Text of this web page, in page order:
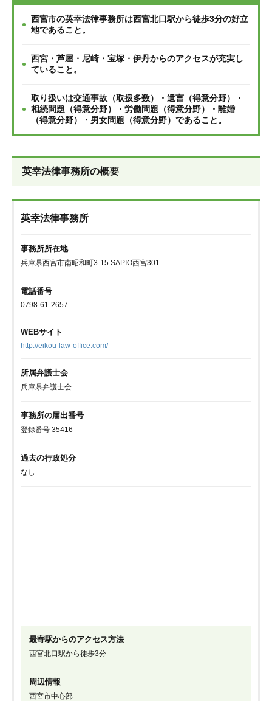
西宮市の英幸法律事務所は西宮北口駅から徒歩3分の好立
地であること。
西宮・芦屋・尼崎・宝塚・伊丹からのアクセスが充実し
ていること。
取り扱いは交通事故（取扱多数）・遺言（得意分野）・
相続問題（得意分野）・労働問題（得意分野）・離婚
（得意分野）・男女問題（得意分野）であること。
英幸法律事務所の概要
英幸法律事務所
事務所所在地
兵庫県西宮市南昭和町3-15 SAPIO西宮301
電話番号
0798-61-2657
WEBサイト
http://eikou-law-office.com/
所属弁護士会
兵庫県弁護士会
事務所の届出番号
登録番号 35416
過去の行政処分
なし
最寄駅からのアクセス方法
西宮北口駅から徒歩3分
周辺情報
西宮市中心部